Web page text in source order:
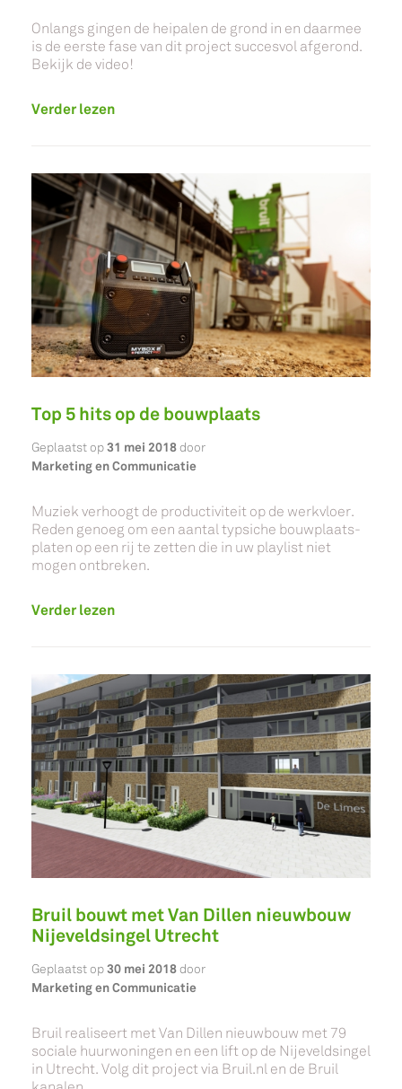
Onlangs gingen de heipalen de grond in en daarmee
is de eerste fase van dit project succesvol afgerond.
Bekijk de video!
Verder lezen
Top 5 hits op de bouwplaats
Geplaatst op31 mei 2018door
Marketing en Communicatie
Muziek verhoogt de productiviteit op de werkvloer.
Reden genoeg om een aantal typsiche bouwplaats-
platen op een rij te zetten die in uw playlist niet
mogen ontbreken.
Verder lezen
Bruil bouwt met Van Dillen nieuwbouw
Nijeveldsingel Utrecht
Geplaatst op30 mei 2018door
Marketing en Communicatie
Bruil realiseert met Van Dillen nieuwbouw met 79
sociale huurwoningen en een lift op de Nijeveldsingel
in Utrecht. Volg dit project via Bruil.nl en de Bruil